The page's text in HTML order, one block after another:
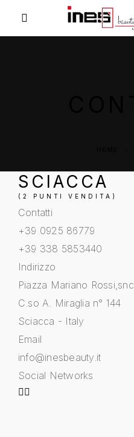
SCIACCA
(2 PUNTI VENDITA)
Contatti
+39 0925 86779
+39 338 5853440
Indirizzo
Piazza Mariano Rossi,snc
C.so A. Miraglia n° 144
Sciacca - Italy
Email
info@inesbeauty.it
Social Networks